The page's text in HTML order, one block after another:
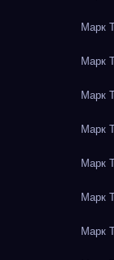
Марк
Марк
Марк
Марк
Марк
Марк
Марк